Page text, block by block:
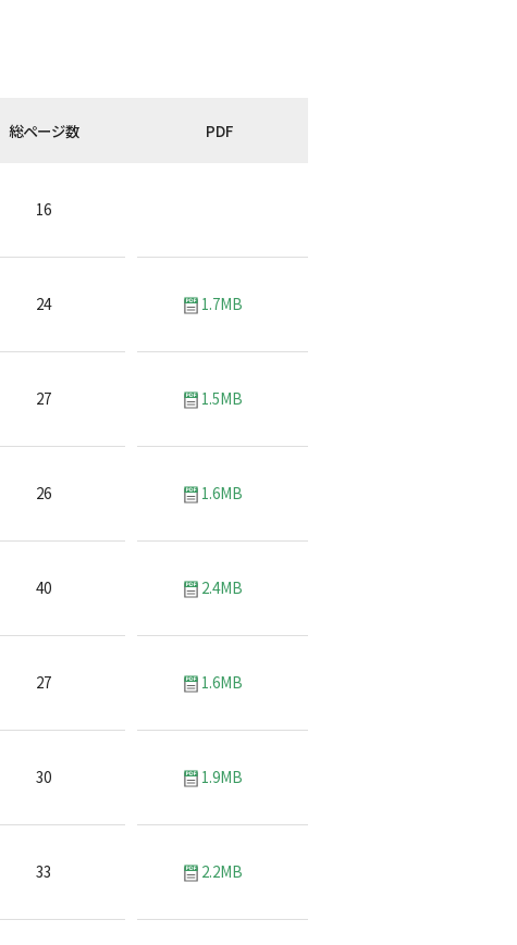
総ページ数 PDF
16
24 1.7MB
27 1.5MB
26 1.6MB
40 2.4MB
27 1.6MB
30 1.9MB
33 2.2MB